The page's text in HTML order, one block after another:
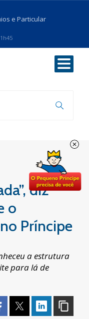
e Particular
diz
o
Príncipe
a estrutura
para lá de